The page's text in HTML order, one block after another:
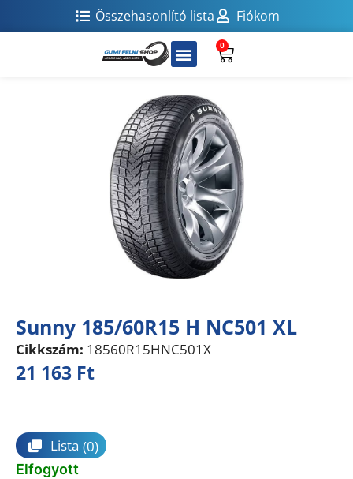
Összehasonlító lista Fiókom
0
Sunny 185/60R15 H NC501 XL
Cikkszám: 18560R15HNC501X
21 163 Ft
Lista (0)
Elfogyott